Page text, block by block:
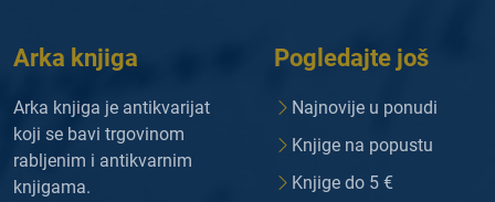
Arka knjiga
Arka knjiga je antikvarijat
koji se bavi trgovinom
rabljenim i antikvarnim
knjigama.
Pogledajte još
Najnovije u ponudi
Knjige na popustu
Knjige do 5 €